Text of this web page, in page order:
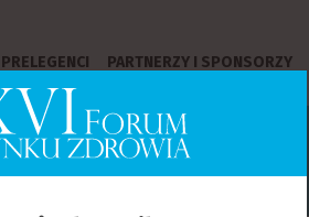
PRELEGENCI PARTNERZY I SPONSORZY